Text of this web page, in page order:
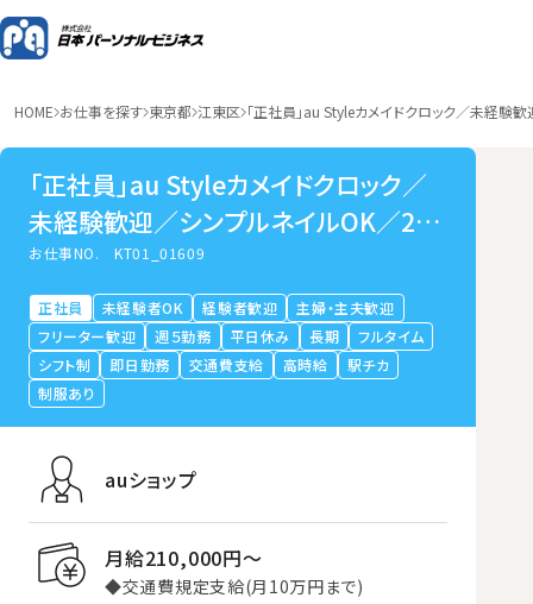
HOME お仕事を探す 東京都 江東区 「正社員」au Styleカメイドクロック／未経験
「正社員」au Styleカメイドクロック／
未経験歓迎／シンプルネイルOK／20
～30代活躍中
お仕事NO.KT01_01609
正社員 未経験者OK 経験者歓迎
主婦・主夫歓迎
フリーター歓迎
週５勤務 平日休み 長期
フルタイム
シフト制
即日勤務 交通費支給 高時給
駅チカ
制服あり
auショップ
月給210,000円〜
◆交通費規定支給(月10万円まで)